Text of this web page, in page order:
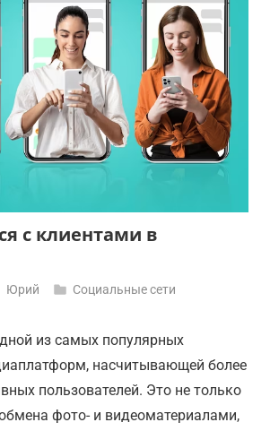
с клиентами в
Юрий Социальные сети
из самых популярных
насчитывающей более
пользователей. Это не только
фото- и видеоматериалами,